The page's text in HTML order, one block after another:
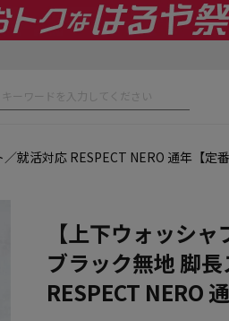
就活対応 RESPECT NERO 通年【定
【上下ウォッシ
ブラック無地 脚
RESPECT NERO